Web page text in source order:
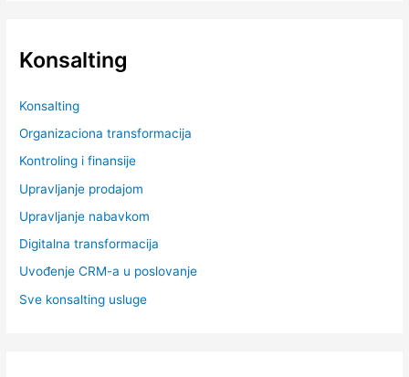
Konsalting
Konsalting
Organizaciona transformacija
Kontroling i finansije
Upravljanje prodajom
Upravljanje nabavkom
Digitalna transformacija
Uvođenje CRM-a u poslovanje
Sve konsalting usluge